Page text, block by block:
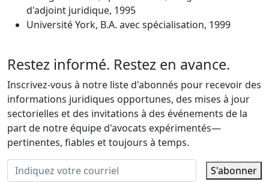
d'adjoint juridique, 1995
Université York, B.A. avec spécialisation, 1999
Restez informé. Restez en avance.
Inscrivez-vous à notre liste d'abonnés pour recevoir des
informations juridiques opportunes, des mises à jour
sectorielles et des invitations à des événements de la
part de notre équipe d'avocats expérimentés—
pertinentes, fiables et toujours à temps.
S'abonner